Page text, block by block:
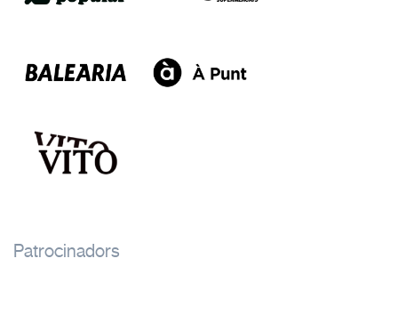
Patrocinadors